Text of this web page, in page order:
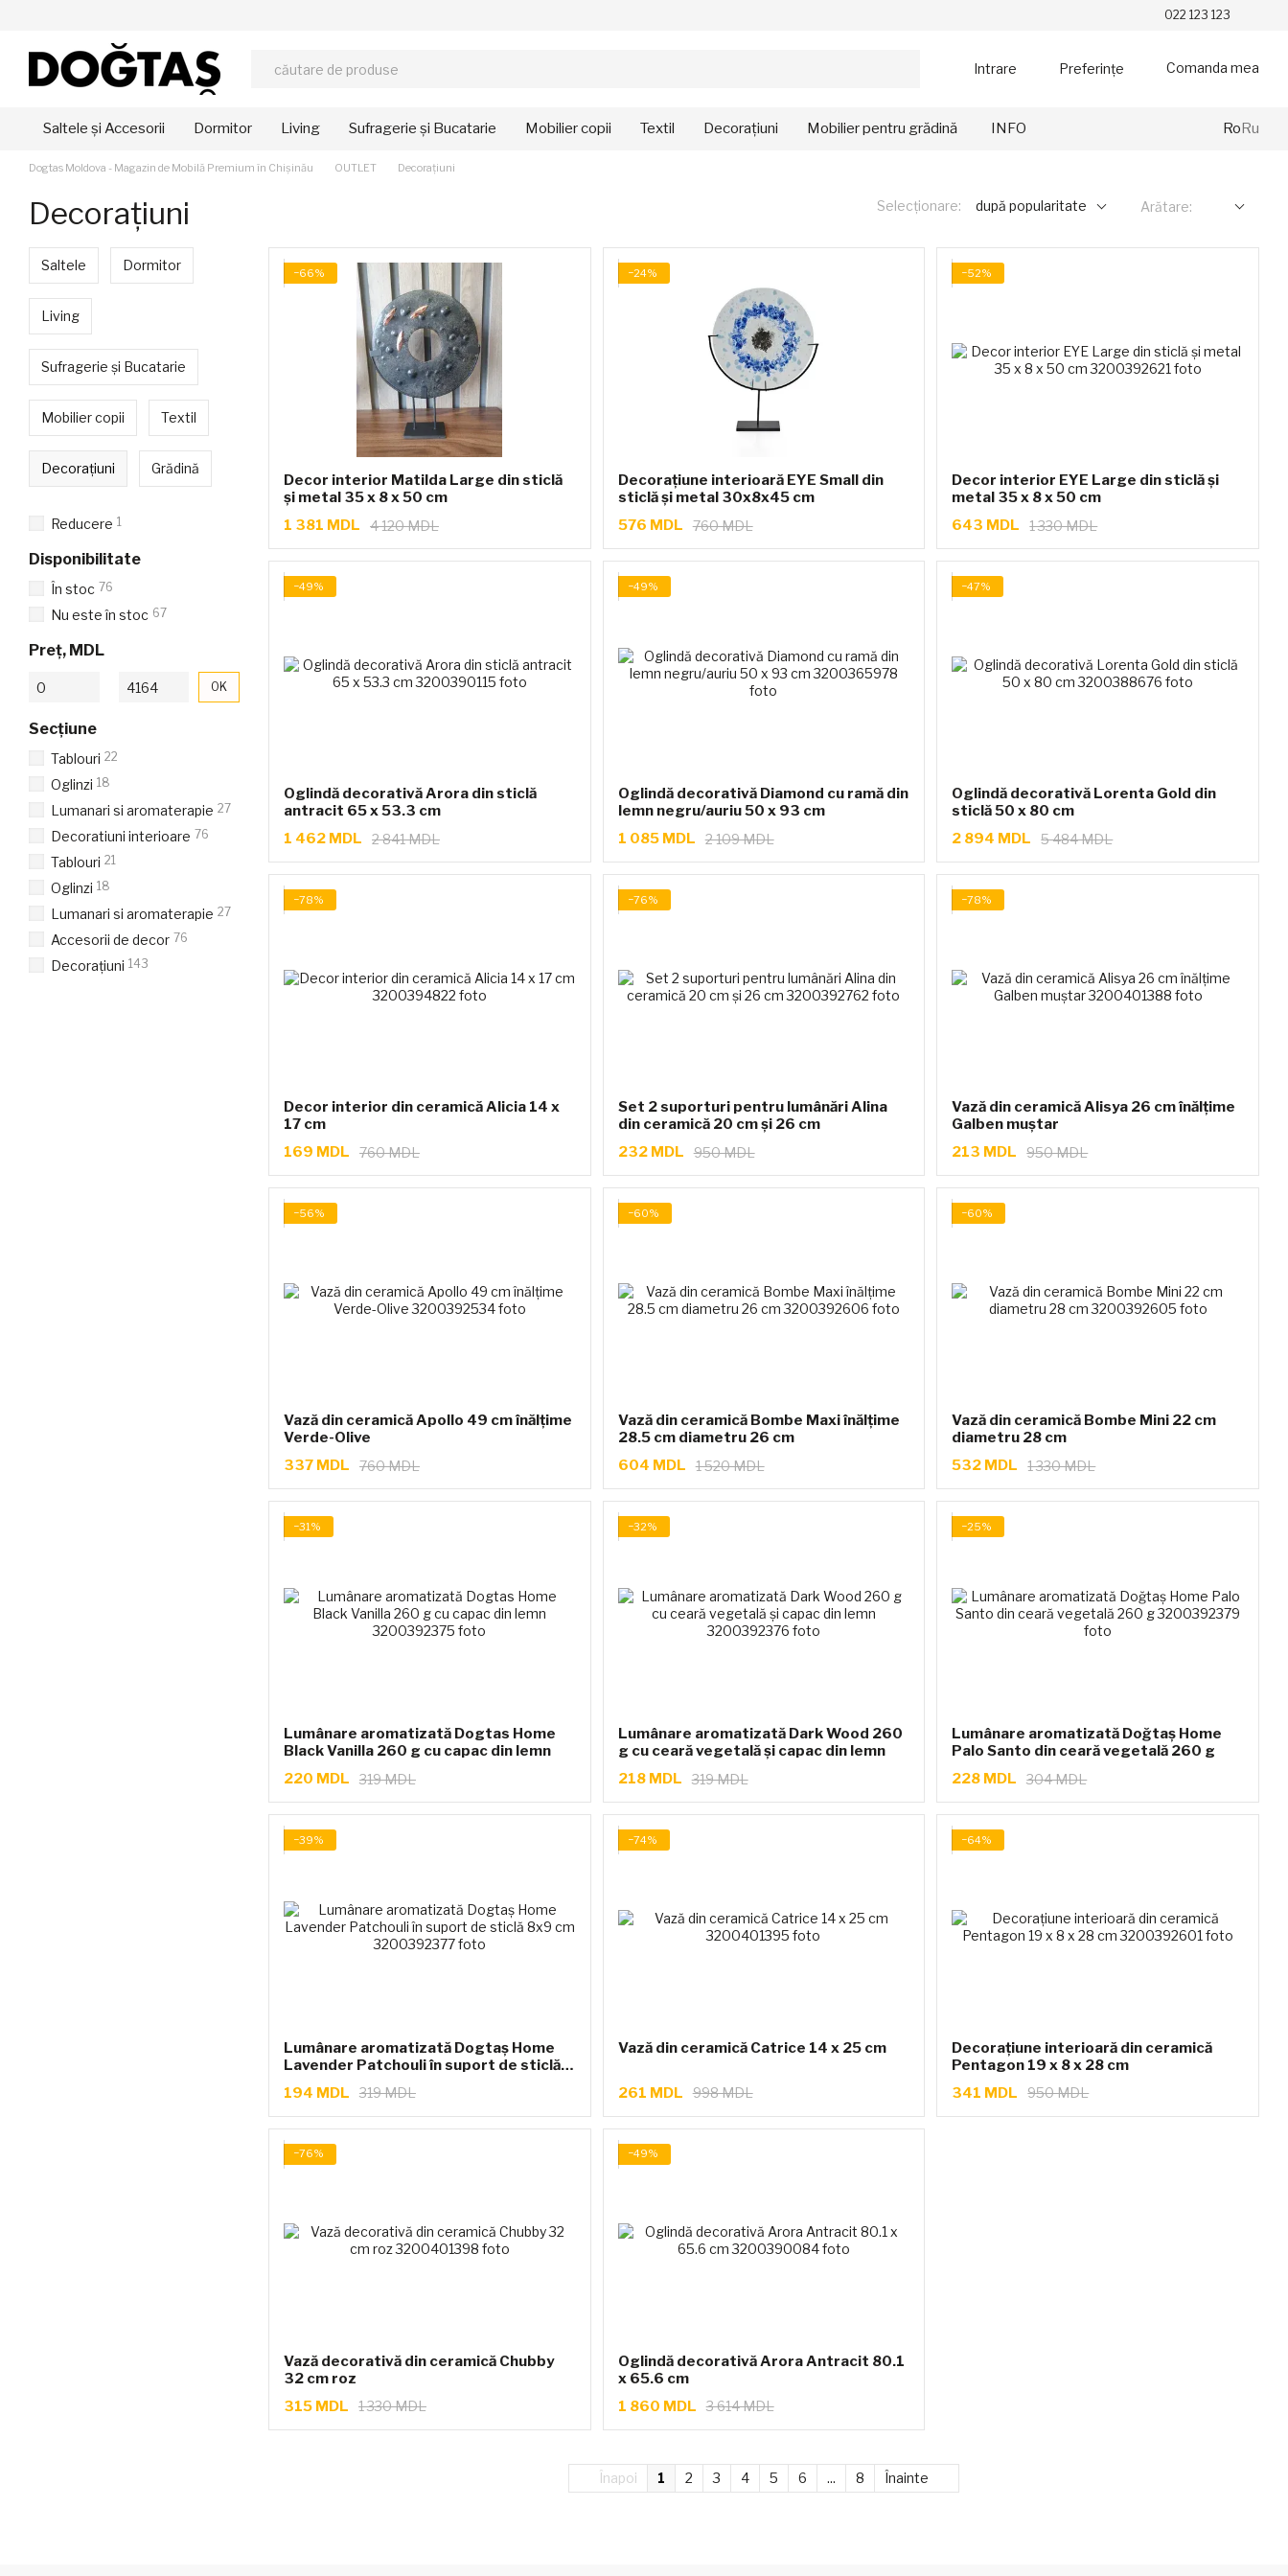
022 123 123
Intrare Preferințe Comanda mea
Saltele și Accesorii Dormitor Living Sufragerie și Bucatarie Mobilier copii Textil Decorațiuni Mobilier pentru grădină INFO RoRu
Dogtas Moldova - Magazin de Mobilă Premium în Chișinău OUTLET Decorațiuni
Decorațiuni Selecționare: după popularitate Arătare:
−66%
Decor interior Matilda Large din sticlă
și metal 35 x 8 x 50 cm
4 120 MDL
1 381 MDL
−24%
Decorațiune interioară EYE Small din
sticlă și metal 30x8x45 cm
760 MDL
576 MDL
−52%
Decor interior EYE Large din sticlă și
metal 35 x 8 x 50 cm
1 330 MDL
643 MDL
−49%
Oglindă decorativă Arora din sticlă
antracit 65 x 53.3 cm
2 841 MDL
1 462 MDL
−49%
Oglindă decorativă Diamond cu ramă din
lemn negru/auriu 50 x 93 cm
2 109 MDL
1 085 MDL
−47%
Oglindă decorativă Lorenta Gold din
sticlă 50 x 80 cm
5 484 MDL
2 894 MDL
−78%
Decor interior din ceramică Alicia 14 x
17 cm
760 MDL
169 MDL
−76%
Set 2 suporturi pentru lumânări Alina
din ceramică 20 cm și 26 cm
950 MDL
232 MDL
−78%
Vază din ceramică Alisya 26 cm înălțime
Galben muștar
950 MDL
213 MDL
−56%
Vază din ceramică Apollo 49 cm înălțime
Verde-Olive
760 MDL
337 MDL
−60%
Vază din ceramică Bombe Maxi înălțime
28.5 cm diametru 26 cm
1 520 MDL
604 MDL
−60%
Vază din ceramică Bombe Mini 22 cm
diametru 28 cm
1 330 MDL
532 MDL
−31%
Lumânare aromatizată Dogtas Home
Black Vanilla 260 g cu capac din lemn
319 MDL
220 MDL
−32%
Lumânare aromatizată Dark Wood 260
g cu ceară vegetală și capac din lemn
319 MDL
218 MDL
−25%
Lumânare aromatizată Doğtaş Home
Palo Santo din ceară vegetală 260 g
304 MDL
228 MDL
−39%
Lumânare aromatizată Dogtaş Home
Lavender Patchouli în suport de sticlă
319 MDL
194 MDL
−74%
Vază din ceramică Catrice 14 x 25 cm
998 MDL
261 MDL
−64%
Decorațiune interioară din ceramică
Pentagon 19 x 8 x 28 cm
950 MDL
341 MDL
−76%
Vază decorativă din ceramică Chubby
32 cm roz
1 330 MDL
315 MDL
−49%
Oglindă decorativă Arora Antracit 80.1
x 65.6 cm
3 614 MDL
1 860 MDL
Înapoi 1 2 3 4 5 6 ... 8 Înainte
Saltele Dormitor
Living
Sufragerie și Bucatarie
Mobilier copii Textil
Decorațiuni Grădină
Reducere 1
Disponibilitate
În stoc 76
Nu este în stoc 67
Preț, MDL
De la Preț, MDL
Până la Preț, MDL OK
Seсțiune
Tablouri 22
Oglinzi 18
Lumanari si aromaterapie 27
Decoratiuni interioare 76
Tablouri 21
Oglinzi 18
Lumanari si aromaterapie 27
Accesorii de decor 76
Decorațiuni 143